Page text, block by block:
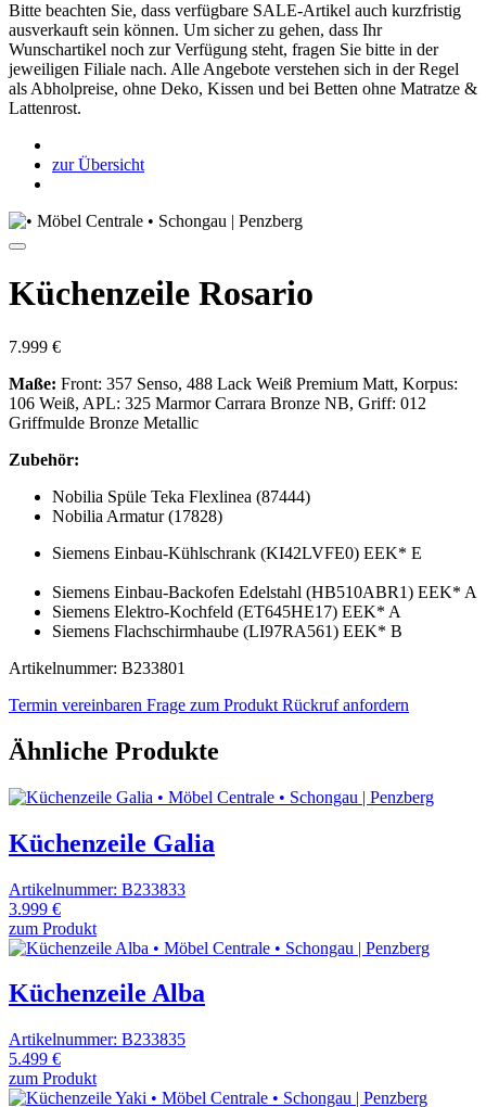
Bitte beachten Sie, dass verfügbare SALE-Artikel auch kurzfristig
ausverkauft sein können. Um sicher zu gehen, dass Ihr
Wunschartikel noch zur Verfügung steht, fragen Sie bitte in der
jeweiligen Filiale nach. Alle Angebote verstehen sich in der Regel
als Abholpreise, ohne Deko, Kissen und bei Betten ohne Matratze &
Lattenrost.
zur Übersicht
Küchenzeile Rosario
7.999 €
Maße: Front: 357 Senso, 488 Lack Weiß Premium Matt, Korpus:
106 Weiß, APL: 325 Marmor Carrara Bronze NB, Griff: 012
Griffmulde Bronze Metallic
Zubehör:
Nobilia Spüle Teka Flexlinea (87444)
Nobilia Armatur (17828)
Siemens Einbau-Kühlschrank (KI42LVFE0) EEK* E
Siemens Einbau-Backofen Edelstahl (HB510ABR1) EEK* A
Siemens Elektro-Kochfeld (ET645HE17) EEK* A
Siemens Flachschirmhaube (LI97RA561) EEK* B
Artikelnummer: B233801
Termin vereinbaren Frage zum Produkt Rückruf anfordern
Ähnliche Produkte
Küchenzeile Galia
Artikelnummer: B233833
3.999 €
zum Produkt
Küchenzeile Alba
Artikelnummer: B233835
5.499 €
zum Produkt